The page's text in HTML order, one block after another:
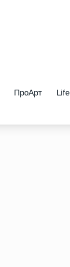
ПроАрт Life